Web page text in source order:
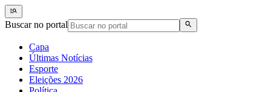
Buscar no portal
Capa
Últimas Notícias
Esporte
Eleições 2026